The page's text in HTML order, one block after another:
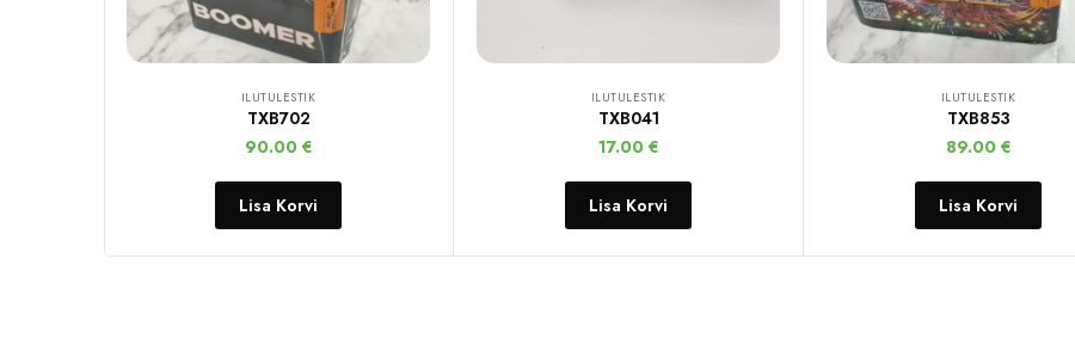
ILUTULESTIK
TXB702
90.00 €
Lisa Korvi
ILUTULESTIK
TXB041
17.00 €
Lisa Korvi
ILUTULESTIK
TXB853
89.00 €
Lisa Korvi